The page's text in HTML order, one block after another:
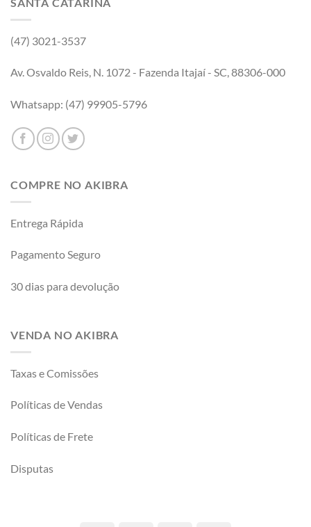
(47) 3021-3537
Av. Osvaldo Reis, N. 1072 - Fazenda Itajaí - SC, 88306-000
Whatsapp: (47) 99905-5796
COMPRE NO AKIBRA
Entrega Rápida
Pagamento Seguro
30 dias para devolução
VENDA NO AKIBRA
Taxas e Comissões
Políticas de Vendas
Políticas de Frete
Disputas